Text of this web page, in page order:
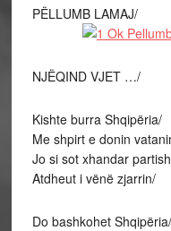
PËLLUMB LAMAJ/
NJËQIND VJET …/
Kishte burra Shqipëria/
Me shpirt e donin
Jo si sot xhandar
Atdheut i vënë zjarrin/
Do bashkohet Shqipëria/